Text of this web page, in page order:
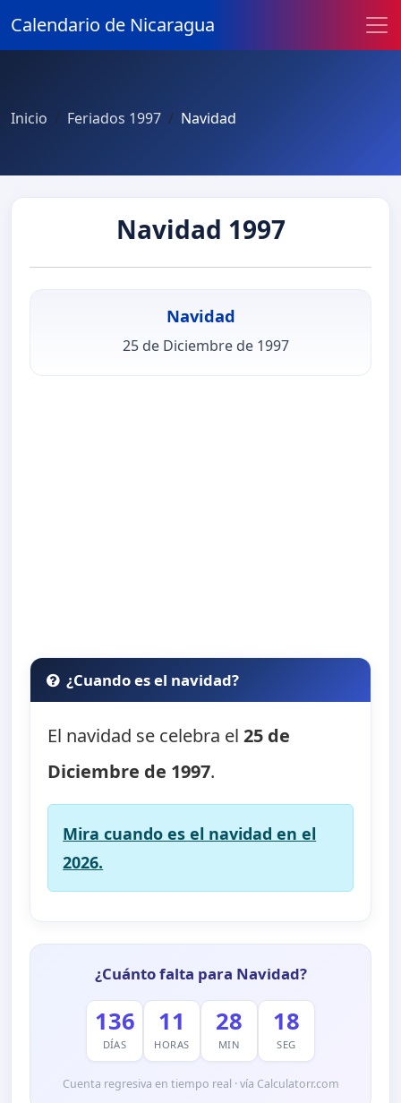
Calendario de Nicaragua
Inicio Feriados 1997 Navidad
Navidad 1997
Navidad
25 de Diciembre de 1997
¿Cuando es el navidad?
El navidad se celebra el25 de
Diciembre de 1997.
Mira cuando es el navidad en el
2026.
¿Cuánto falta para Navidad?
136
DÍAS
11
HORAS
28
MIN
17
SEG
Cuenta regresiva en tiempo real · vía Calculatorr.com